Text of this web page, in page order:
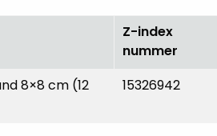
Z-index
nummer
8×8 cm (12
15326942